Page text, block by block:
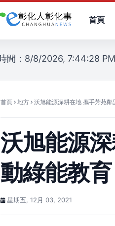
首頁
間：8/8/2026, 7:44:28 PM
首頁 地方 沃旭能源深耕在地 攜手芳苑鄰
沃旭能源
動綠能教育
星期五, 12月 03, 2021